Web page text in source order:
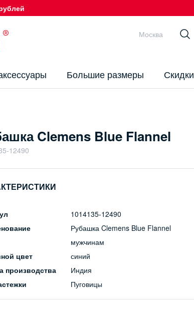
Большие размеры Скидки
Москва
Clemens Blue Flannel
12490
1014135-12490
Рубашка Clemens Blue Flannel
мужчинам
цвет
синий
производства
Индия
Пуговицы